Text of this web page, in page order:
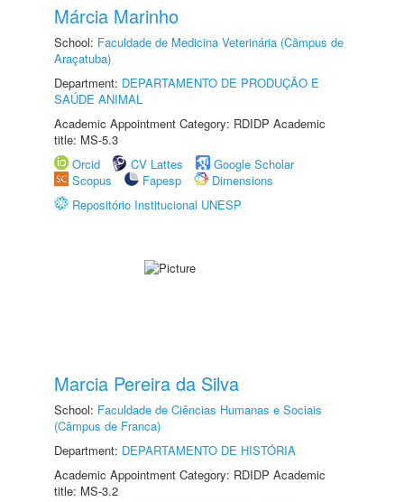
Márcia Marinho
School: Faculdade de Medicina Veterinária (Câmpus de
Araçatuba)
Department: DEPARTAMENTO DE PRODUÇÃO E
SAÚDE ANIMAL
Academic Appointment Category: RDIDP Academic
title: MS-5.3
Orcid
CV Lattes
Google Scholar
Scopus
Fapesp
Dimensions
Repositório Institucional UNESP
Marcia Pereira da Silva
School: Faculdade de Ciências Humanas e Sociais
(Câmpus de Franca)
Department: DEPARTAMENTO DE HISTÓRIA
Academic Appointment Category: RDIDP Academic
title: MS-3.2